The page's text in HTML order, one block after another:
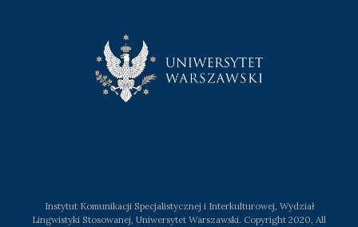
Instytut Komunikacji Specjalistycznej i Interkulturowej, Wydział
Lingwistyki Stosowanej, Uniwersytet Warszawski. Copyright 2020, All